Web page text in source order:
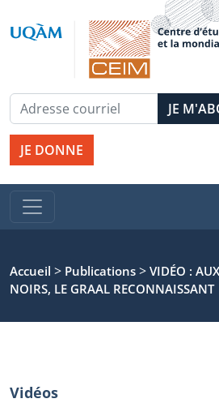
JE DONNE
Accueil > Publications > VIDÉO :
NOIRS, LE GRAAL RECONNAISSANT
Vidéos